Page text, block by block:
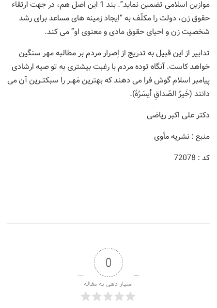
موازین اسلامی تضمین نماید”. بند 1 این اصل هم، در جهت ارتقاء
حقوق زن، دولت را مکلّف به “ایجاد زمینه های مساعد برای رشد
شخصیت زن و احیای حقوق مادی و معنوی او” می کند.
تدابیر از این قبیل به تدریج از اِصرار مردم بر مطالبه مهر سنگین
خواهد کاست. آنگاه توده مردم با رغبت بیشتری به تو صیه ارشادی
پیامبر اسلام گوش فرا می دهند که بهترین مَهــر را سبکتــرین آن می
دانند (خَیرُ الصّداقِ أیسَرُهُ).
دکتر علی اکبر ریاضی
منبع : نشریه مأوی
کد : 72078
0
امتیاز دهی به مقاله